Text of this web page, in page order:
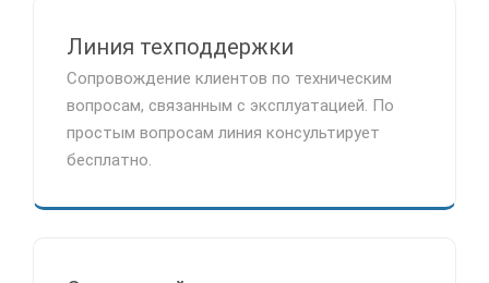
Линия техподдержки
Сопровождение клиентов по техническим
вопросам, связанным с эксплуатацией. По
простым вопросам линия консультирует
бесплатно.